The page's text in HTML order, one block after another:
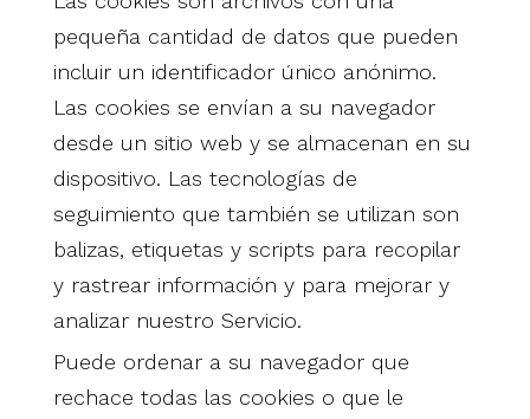
pequeña cantidad de datos que pueden
incluir un identificador único anónimo.
Las cookies se envían a su navegador
desde un sitio web y se almacenan en su
dispositivo. Las tecnologías de
seguimiento que también se utilizan son
balizas, etiquetas y scripts para recopilar
y rastrear información y para mejorar y
analizar nuestro Servicio.
Puede ordenar a su navegador que
rechace todas las cookies o que le